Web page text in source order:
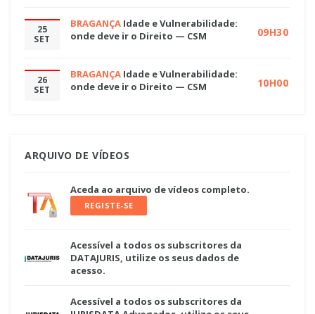
25
SET
BRAGANÇA Idade e Vulnerabilidade:
onde deve ir o Direito — CSM
09H30
26
SET
BRAGANÇA Idade e Vulnerabilidade:
onde deve ir o Direito — CSM
10H00
ARQUIVO DE VÍDEOS
Aceda ao arquivo de vídeos completo.
REGISTE-SE
Acessível a todos os subscritores da
DATAJURIS, utilize os seus dados de
acesso.
Acessível a todos os subscritores da